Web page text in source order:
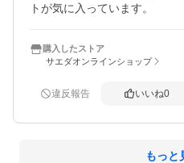
トが気に入っています。
購入したストア
サエダオンラインショップ
違反報告 いいね0
もっと